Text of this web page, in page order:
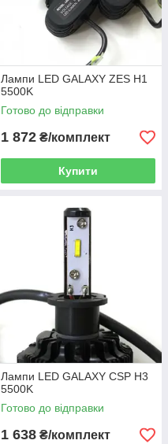
Лампи LED GALAXY ZES H1
5500K
Готово до відправки
1 872 ₴/комплект
Купити
Лампи LED GALAXY CSP H3
5500K
Готово до відправки
1 638 ₴/комплект